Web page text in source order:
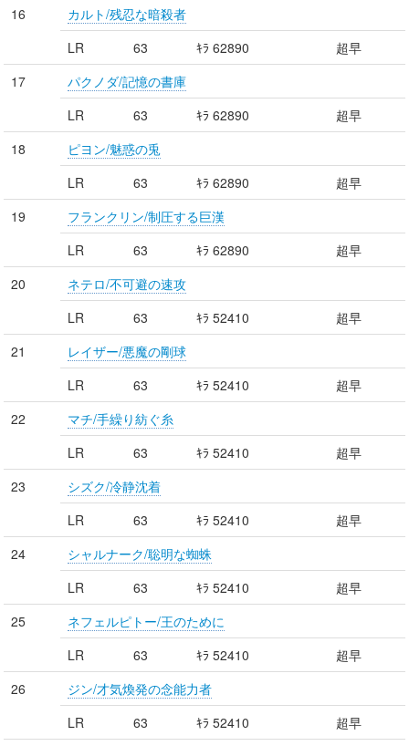
16
カルト/残忍な暗殺者
LR
63 ｷﾗ 62890
超早
17
パクノダ/記憶の書庫
LR
63 ｷﾗ 62890
超早
18
ピヨン/魅惑の兎
LR
63 ｷﾗ 62890
超早
19
フランクリン/制圧する巨漢
LR
63 ｷﾗ 62890
超早
20
ネテロ/不可避の速攻
LR
63 ｷﾗ 52410
超早
21
レイザー/悪魔の剛球
LR
63 ｷﾗ 52410
超早
22
マチ/手繰り紡ぐ糸
LR
63 ｷﾗ 52410
超早
23
シズク/冷静沈着
LR
63 ｷﾗ 52410
超早
24
シャルナーク/聡明な蜘蛛
LR
63 ｷﾗ 52410
超早
25
ネフェルピトー/王のために
LR
63 ｷﾗ 52410
超早
26
ジン/才気煥発の念能力者
LR
63 ｷﾗ 52410
超早